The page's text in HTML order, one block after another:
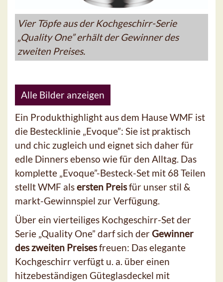
Vier Töpfe aus der Kochgeschirr-Serie
„Quality One” erhält der Gewinner des
zweiten Preises.
Alle Bilder anzeigen
Ein Produkthighlight aus dem Hause WMF ist
die Bestecklinie „Evoque”: Sie ist praktisch
und chic zugleich und eignet sich daher für
edle Dinners ebenso wie für den Alltag. Das
komplette „Evoque”-Besteck-Set mit 68 Teilen
stellt WMF alsersten Preisfür unser stil &
markt-Gewinnspiel zur Verfügung.
Über ein vierteiliges Kochgeschirr-Set der
Serie „Quality One” darf sich derGewinner
des zweiten Preisesfreuen: Das elegante
Kochgeschirr verfügt u. a. über einen
hitzebeständigen Güteglasdeckel mit